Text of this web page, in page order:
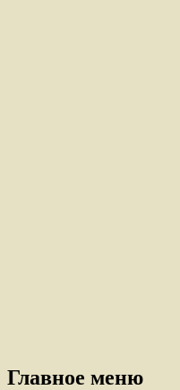
Главное меню